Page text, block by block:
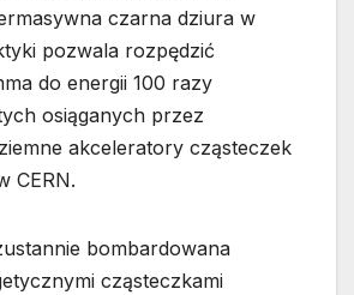
czarna dziura w
pozwala rozpędzić
do energii 100 razy
osiąganych przez
akceleratory cząsteczek
CERN.
bombardowana
cząsteczkami